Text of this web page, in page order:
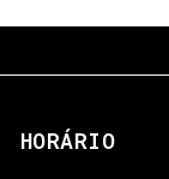
HORÁRIO